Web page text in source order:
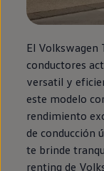
El Volkswagen
conductores
versatil y
este modelo
rendimiento
de conducción
te brinde
renting de